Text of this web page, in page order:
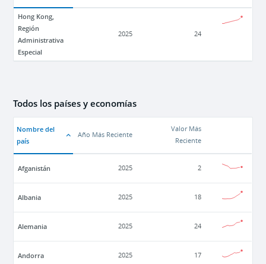
Hong Kong,
Región
Administrativa
Especial
2025 24
Todos los países y economías
Nombre del
país
Año Más Reciente
Valor Más
Reciente
Afganistán 2025 2
Albania 2025 18
Alemania 2025 24
Andorra 2025 17